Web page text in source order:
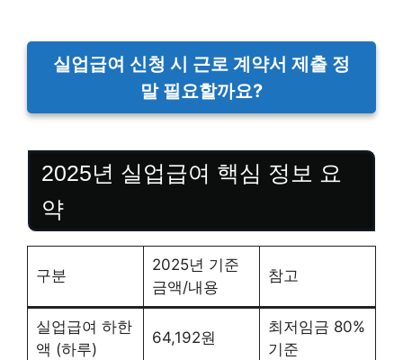
실업급여 신청 시 근로 계약서 제출 정
말 필요할까요?
2025년 실업급여 핵심 정보 요
약
구분
2025년 기준
금액/내용
참고
실업급여 하한
액 (하루)
64,192원
최저임금 80%
기준